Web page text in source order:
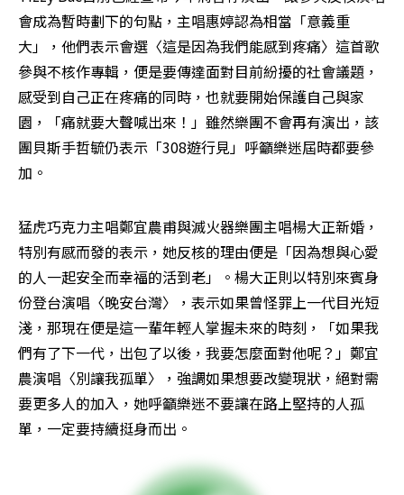
會成為暫時劃下的句點，主唱惠婷認為相當「意義重
大」，他們表示會選〈這是因為我們能感到疼痛〉這首歌
參與不核作專輯，便是要傳達面對目前紛擾的社會議題，
感受到自己正在疼痛的同時，也就要開始保護自己與家
園，「痛就要大聲喊出來！」雖然樂團不會再有演出，該
團貝斯手哲毓仍表示「308遊行見」呼籲樂迷屆時都要參
加。
猛虎巧克力主唱鄭宜農甫與滅火器樂團主唱楊大正新婚，
特別有感而發的表示，她反核的理由便是「因為想與心愛
的人一起安全而幸福的活到老」。楊大正則以特別來賓身
份登台演唱〈晚安台灣〉，表示如果曾怪罪上一代目光短
淺，那現在便是這一輩年輕人掌握未來的時刻，「如果我
們有了下一代，出包了以後，我要怎麼面對他呢？」鄭宜
農演唱〈別讓我孤單〉，強調如果想要改變現狀，絕對需
要更多人的加入，她呼籲樂迷不要讓在路上堅持的人孤
單，一定要持續挺身而出。